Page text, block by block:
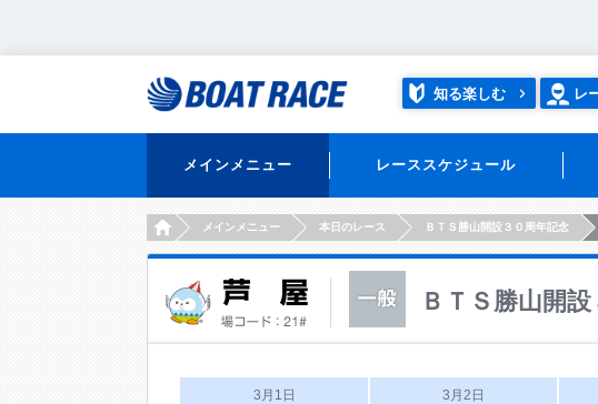
知る楽しむ レ
メインメニュー レーススケジュール
HOMEメインメニュー 本日のレース ＢＴＳ勝山開設３０周年記念
ＢＴＳ勝山開
3月1日 3月2日